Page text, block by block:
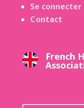
Se connecter
Contact
French